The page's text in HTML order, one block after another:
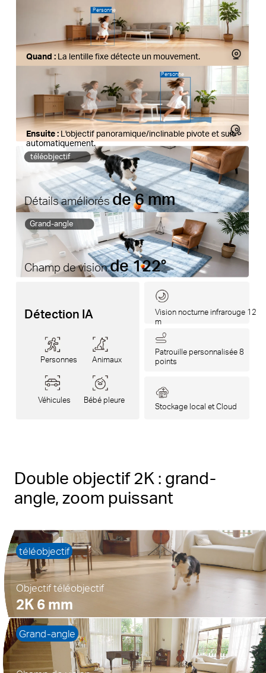
téléobjectif
Grand-angle
Détails améliorésde 6 mm
Champ de visionde 122°
Détection IA
Personnes Animaux
Véhicules Bébé pleure
Personne
Personne
Quand : La lentille fixe détecte un mouvement.
Ensuite :L'objectif panoramique/inclinable pivote et suit
automatiquement.
Vision nocturne infrarouge 12
m
Patrouille personnalisée 8
points
Stockage local et Cloud
Double objectif 2K : grand-
angle, zoom puissant
Objectif téléobjectif
2K 6 mm
téléobjectif
Grand-angle